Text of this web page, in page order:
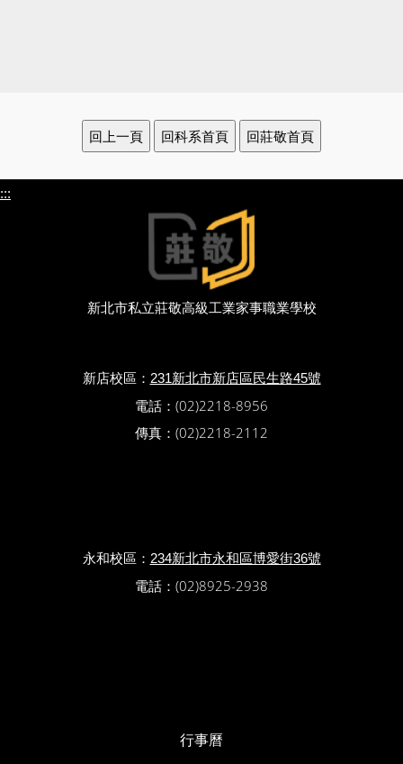
:::
新北市私立莊敬高級工業家事職業學校
新店校區： 231新北市新店區民生路45號
電話：(02)2218-8956
傳真：(02)2218-2112
永和校區： 234新北市永和區博愛街36號
電話：(02)8925-2938
行事曆